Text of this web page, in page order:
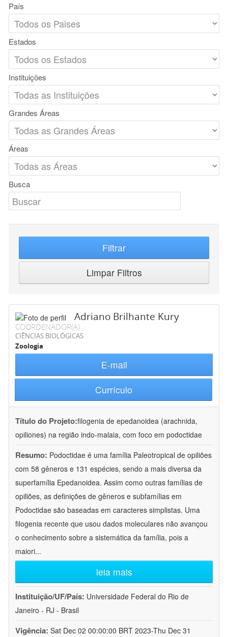
País
Estados
Instituições
Grandes Áreas
Áreas
Busca
Filtrar
Limpar Filtros
Adriano Brilhante Kury
COORDENADOR(A)
CIÊNCIAS BIOLÓGICAS
Zoologia
E-mail
Currículo
Título do Projeto:filogenia de epedanoidea (arachnida,
opiliones) na região indo-malaia, com foco em podoctidae
Resumo: Podoctidae é uma família Paleotropical de opiliões
com 58 gêneros e 131 espécies, sendo a mais diversa da
superfamília Epedanoidea. Assim como outras famílias de
opiliões, as definições de gêneros e subfamílias em
Podoctidae são baseadas em caracteres simplistas. Uma
filogenia recente que usou dados moleculares não avançou
o conhecimento sobre a sistemática da família, pois a
maiori...
leia mais
Instituição/UF/País: Universidade Federal do Rio de
Janeiro - RJ - Brasil
Vigência: Sat Dec 02 00:00:00 BRT 2023-Thu Dec 31